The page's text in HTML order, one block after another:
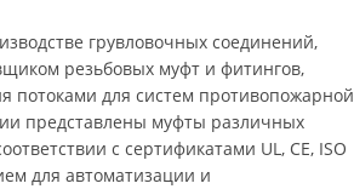
грувловочных соединений,
резьбовых муфт и фитингов,
потоками для систем противопожарной
представлены муфты различных
с сертификатами UL, CE, ISO
для автоматизации и